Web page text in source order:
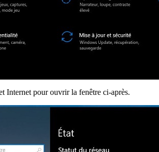
Internet pour ouvrir la fenêtre ci-après.